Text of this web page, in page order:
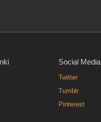
Social Media
Twitter
Tumblr
Pinterest